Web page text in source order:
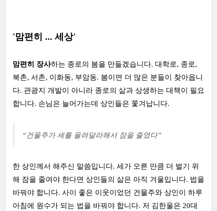
'맘편히 ... 세상'
맘편히 장사하는 종로의 봄을 만들겠습니다. 대학로, 종로,
북촌, 서촌, 이화동, 부암동. 봄이면 더 많은 분들이 찾아옵니
다. 관광지 개발이 아니라 종로의 삶과 상생하는 대책이 필요
합니다. 손님은 늘어가는데 상인들은 쫓겨납니다.
“건물주가 세를 올려달라해서 잠을 줄였다”
한 상인께서 해주신 말씀입니다. 세가 오른 만큼 더 벌기 위
해 잠을 줄여야 한다면 상인들의 삶은 아직 겨울입니다. 법을
바꿔야 합니다. 사이 좋은 이웃이었던 건물주와 상인이 하루
아침에 원수가 되는 법을 바꿔야 합니다. 저 김한울은 20대